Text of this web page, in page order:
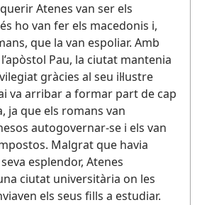
Atenes van ser els
ho van fer els macedonis i,
que la van espoliar. Amb
Pau, la ciutat mantenia
gràcies al seu il·lustre
va arribar a formar part de cap
ja que els romans van
autogovernar-se i els van
Malgrat que havia
esplendor, Atenes
ciutat universitària on les
els seus fills a estudiar.